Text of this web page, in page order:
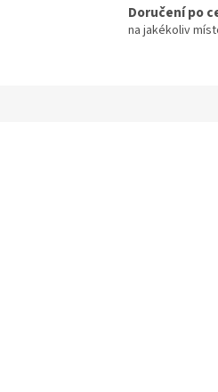
Doručení po
na jakékoliv